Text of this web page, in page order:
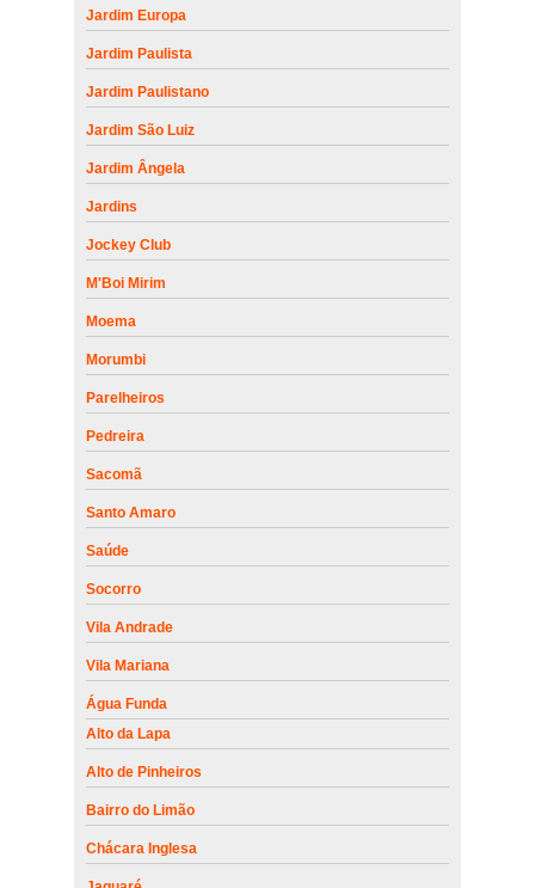
Jardim Europa
Jardim Paulista
Jardim Paulistano
Jardim São Luiz
Jardim Ângela
Jardins
Jockey Club
M'Boi Mirim
Moema
Morumbi
Parelheiros
Pedreira
Sacomã
Santo Amaro
Saúde
Socorro
Vila Andrade
Vila Mariana
Água Funda
Alto da Lapa
Alto de Pinheiros
Bairro do Limão
Chácara Inglesa